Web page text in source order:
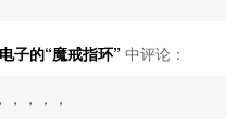
子的“魔戒指环” 中评论：
，，，